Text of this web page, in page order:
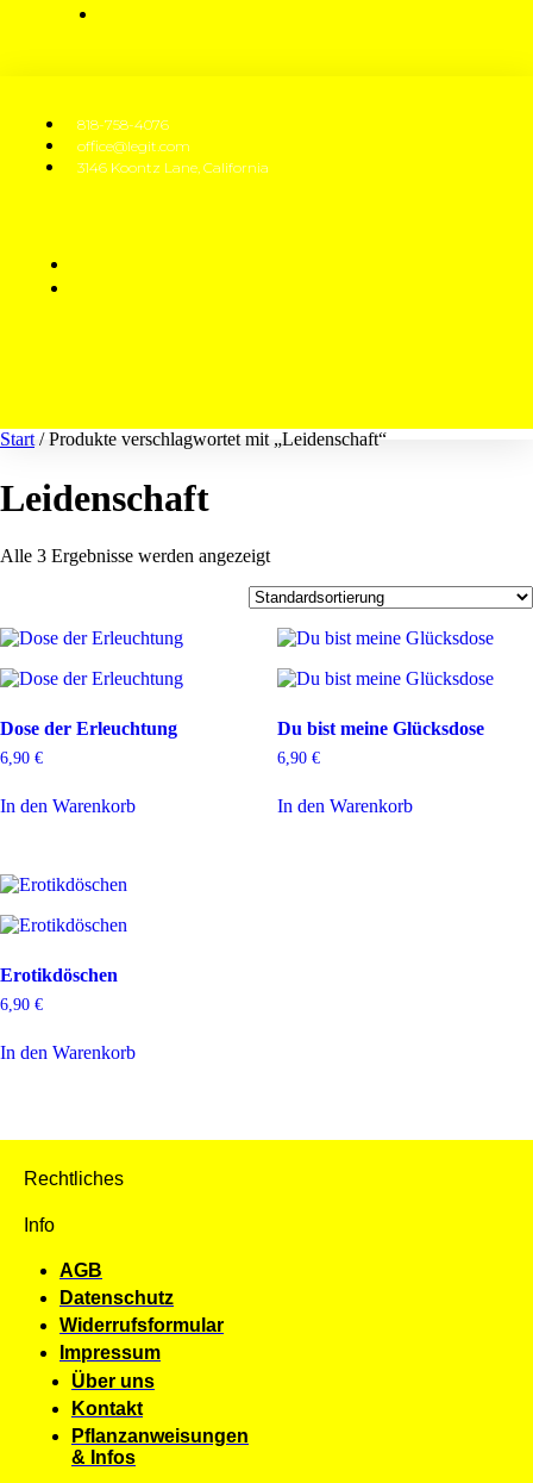
818-758-4076
office@legit.com
3146 Koontz Lane, California
Start/ Produkte verschlagwortet mit „Leidenschaft“
Leidenschaft
Alle 3 Ergebnisse werden angezeigt
Dose der Erleuchtung
6,90 €
In den Warenkorb
Du bist meine Glücksdose
6,90 €
In den Warenkorb
Erotikdöschen
6,90 €
In den Warenkorb
Rechtliches
Info
AGB
Datenschutz
Widerrufsformular
Impressum
Über uns
Kontakt
Pflanzanweisungen
& Infos